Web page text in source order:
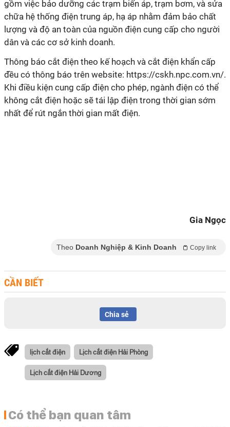
gồm việc bảo dưỡng các trạm biến áp, trạm bơm, và sửa
chữa hệ thống điện trung áp, hạ áp nhằm đảm bảo chất
lượng và độ an toàn của nguồn điện cung cấp cho người
dân và các cơ sở kinh doanh.
Thông báo cắt điện theo kế hoạch và cắt điện khẩn cấp
đều có thông báo trên website: https://cskh.npc.com.vn/.
Khi điều kiện cung cấp điện cho phép, ngành điện có thể
không cắt điện hoặc sẽ tái lập điện trong thời gian sớm
nhất để rút ngắn thời gian mất điện.
Gia Ngọc
Theo Doanh Nghiệp & Kinh Doanh Copy link
CẦN BIẾT
Chia sẻ
lịch cắt điện Lịch cắt điện Hải Phòng
Lịch cắt điện Hải Dương
Có thể bạn quan tâm